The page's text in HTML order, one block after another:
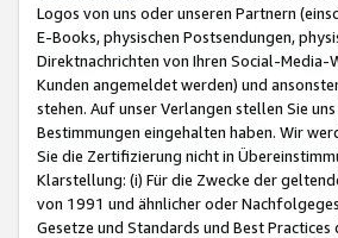
Logos von uns oder unseren Partnern
E-Books, physischen Postsendungen,
Direktnachrichten von Ihren Social-
Kunden angemeldet werden) und
stehen. Auf unser Verlangen stellen Sie
Bestimmungen eingehalten haben. Wir
Sie die Zertifizierung nicht in
Klarstellung: (i) Für die Zwecke der
von 1991 und ähnlicher oder
Gesetze und Standards und Best